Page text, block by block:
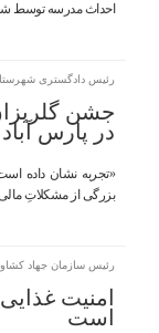
احداث مدرسه توسط
رئیس دادگستری
جشن
در پارس
«تجربه نشان داده
بزرگی از مشکلاتِ مالی
رئیس سازمان جهاد
امنیت
است